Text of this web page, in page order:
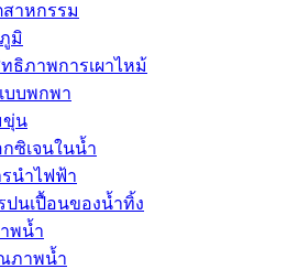
าหกรรม
มิ
ธิภาพการเผาไหม้
บบพกพา
ขุ่น
ซิเจนในน้ำ
รนำไฟฟ้า
ปนเปื้อนของน้ำทิ้ง
พน้ำ
ภาพน้ำ